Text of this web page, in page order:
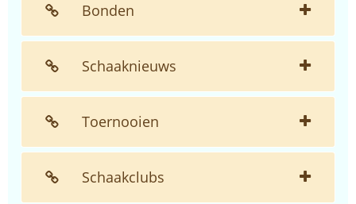
Bonden
Schaaknieuws
Toernooien
Schaakclubs